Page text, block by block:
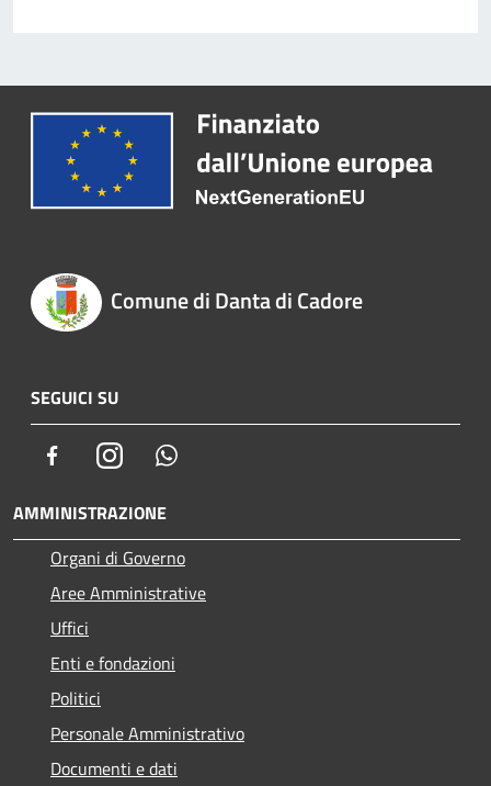
Comune di Danta di Cadore
SEGUICI SU
FacebookInstagram
AMMINISTRAZIONE
Organi di Governo
Aree Amministrative
Uffici
Enti e fondazioni
Politici
Personale Amministrativo
Documenti e dati